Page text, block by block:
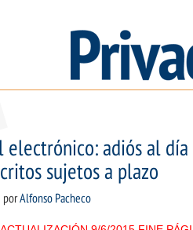
adiós al
sujetos a plazo
porAlfonso Pacheco